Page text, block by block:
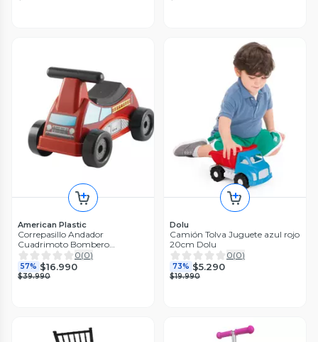
American Plastic
Correpasillo Andador
Cuadrimoto Bombero
48x27x31 Cms0(0)
57% $16.990
$39.990
Dolu
Camión Tolva Juguete azul rojo
20cm Dolu
0(0)
73% $5.290
$19.990